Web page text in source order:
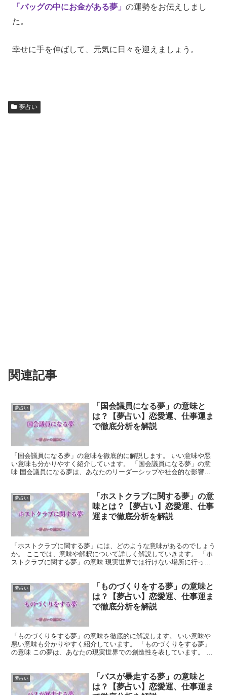
「バッグの中にお金がある夢」 の運勢をお伝えしまし
た。
幸せに手を伸ばして、元気に日々を迎えましょう。
夢占い
関連記事
夢占い
「国会議員になる夢」の意味と
は？【夢占い】恋愛運、仕事運ま
で徹底分析を解説
「国会議員になる夢」の意味を徹底的に解説します。 いい意味や悪
い意味も分かりやすく紹介しています。 「国会議員になる夢」の意
味 国会議員になる夢は、あなたのリーダーシップや社会的な影響力
夢占い
「ホストクラブに関する夢」の意
味とは？【夢占い】恋愛運、仕事
運まで徹底分析を解説
「ホストクラブに関する夢」には、どのような意味があるのでしょう
か。 ここでは、意味や解釈について詳しく解説していきます。 「ホ
ストクラブに関する夢」の意味 現実世界では行けない場所に行った
夢占い
「ものづくりをする夢」の意味と
は？【夢占い】恋愛運、仕事運ま
で徹底分析を解説
「ものづくりをする夢」の意味を徹底的に解説します。 いい意味や
悪い意味も分かりやすく紹介しています。 「ものづくりをする夢」
の意味 この夢は、あなたの現実世界での創造性を表しています。 あ
夢占い
「バスが暴走する夢」の意味と
は？【夢占い】恋愛運、仕事運ま